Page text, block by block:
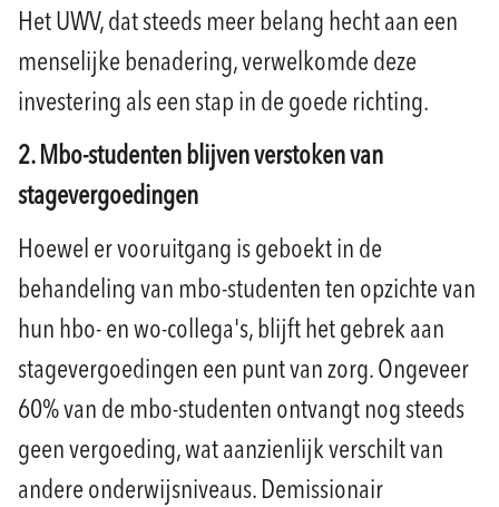
Het UWV, dat steeds meer belang hecht aan een
menselijke benadering, verwelkomde deze
investering als een stap in de goede richting.
2. Mbo-studenten blijven verstoken van
stagevergoedingen
Hoewel er vooruitgang is geboekt in de
behandeling van mbo-studenten ten opzichte van
hun hbo- en wo-collega's, blijft het gebrek aan
stagevergoedingen een punt van zorg. Ongeveer
60% van de mbo-studenten ontvangt nog steeds
geen vergoeding, wat aanzienlijk verschilt van
andere onderwijsniveaus. Demissionair